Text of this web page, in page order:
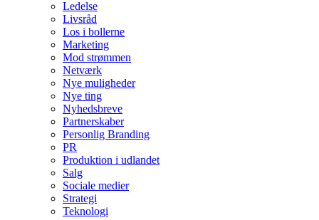
Ledelse
Livsråd
Los i bollerne
Marketing
Mod strømmen
Netværk
Nye muligheder
Nye ting
Nyhedsbreve
Partnerskaber
Personlig Branding
PR
Produktion i udlandet
Salg
Sociale medier
Strategi
Teknologi